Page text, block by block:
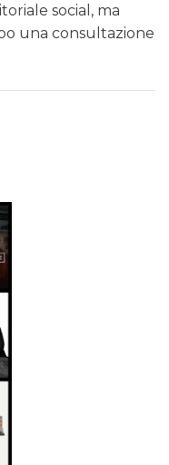
social, ma
una consultazione